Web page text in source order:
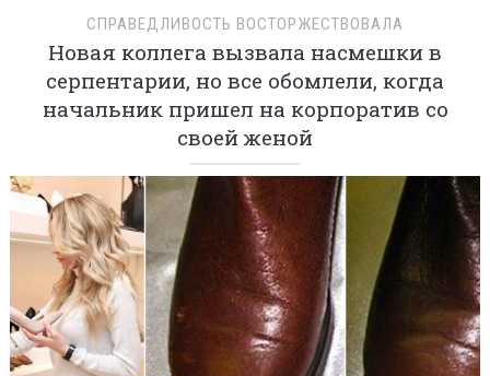
СПРАВЕДЛИВОСТЬ ВОСТОРЖЕСТВОВАЛА
Новая коллега вызвала насмешки в
серпентарии, но все обомлели, когда
начальник пришел на корпоратив со
своей женой